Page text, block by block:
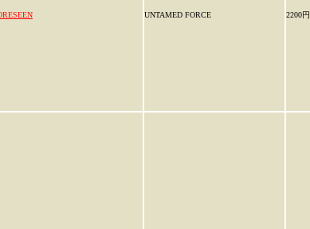
UNTAMED FORCE 2200円